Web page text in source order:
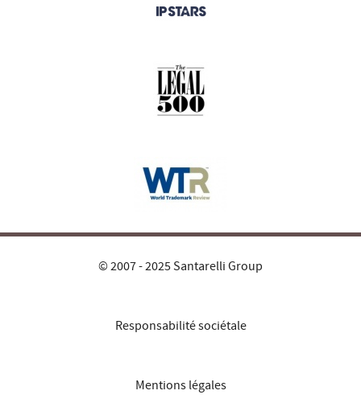
© 2007 - 2025 Santarelli Group
Responsabilité sociétale
Mentions légales